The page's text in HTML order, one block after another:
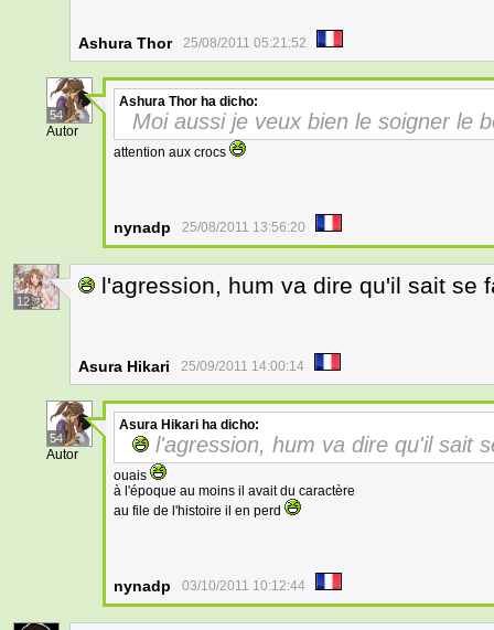
Ashura Thor 25/08/2011 05:21:52
54
Autor
Ashura Thor ha dicho:
Moi aussi je veux bien le soigner le
attention aux crocs
nynadp 25/08/2011 13:56:20
12
l'agression, hum va dire qu'il sait se
Asura Hikari 25/09/2011 14:00:14
54
Autor
Asura Hikari ha dicho:
l'agression, hum va dire qu'il sait
ouais
à l'époque au moins il avait du caractère
au file de l'histoire il en perd
nynadp 03/10/2011 10:12:44